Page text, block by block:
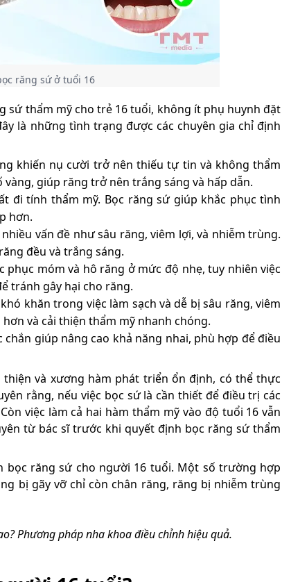
răng sứ ở tuổi 16
sứ thẩm mỹ cho trẻ 16 tuổi, không ít phụ huynh đặt
là những tình trạng được các chuyên gia chỉ định
khiến nụ cười trở nên thiếu tự tin và không thẩm
vàng, giúp răng trở nên trắng sáng và hấp dẫn.
đi tính thẩm mỹ. Bọc răng sứ giúp khắc phục tình
hơn.
vấn đề như sâu răng, viêm lợi, và nhiễm trùng.
đều và trắng sáng.
phục móm và hô răng ở mức độ nhẹ, tuy nhiên việc
tránh gây hại cho răng.
khăn trong việc làm sạch và dễ bị sâu răng, viêm
và cải thiện thẩm mỹ nhanh chóng.
giúp nâng cao khả năng nhai, phù hợp để điều
và xương hàm phát triển ổn định, có thể thực
rằng, nếu việc bọc sứ là cần thiết để điều trị các
việc làm cả hai hàm thẩm mỹ vào độ tuổi 16 vẫn
từ bác sĩ trước khi quyết định bọc răng sứ thẩm
răng sứ cho người 16 tuổi. Một số trường hợp
bị gãy vỡ chỉ còn chân răng, răng bị nhiễm trùng
Phương pháp nha khoa điều chỉnh hiệu quả.